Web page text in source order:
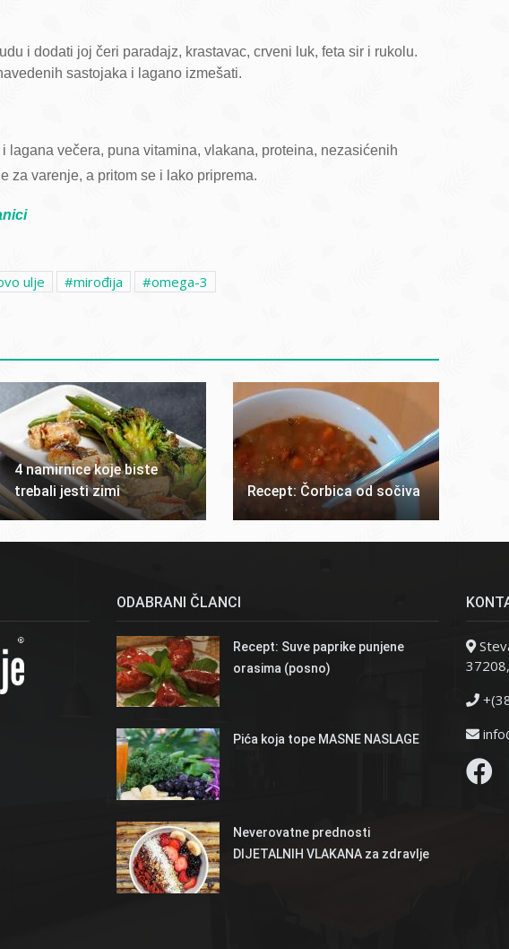
i dodati joj čeri paradajz, krastavac, crveni luk, feta sir i rukolu.
sastojaka i lagano izmešati.
lagana večera, puna vitamina, vlakana, proteina, nezasićenih
za varenje, a pritom se i lako priprema.
ulje mirođija omega-3
4 namirnice koje biste
trebali jesti zimi
Recept: Čorbica od sočiva
ODABRANI ČLANCI
Recept: Suve paprike punjene
orasima (posno)
Pića koja tope MASNE NASLAGE
Neverovatne prednosti
DIJETALNIH VLAKANA za zdravlje